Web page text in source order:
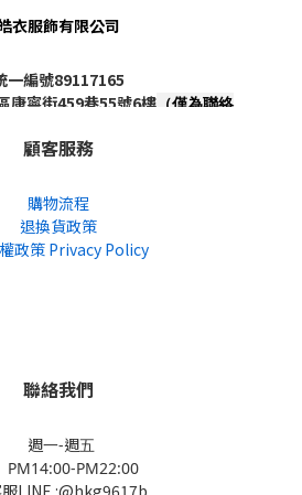
衣服飾有限公司
一編號89117165
康寧街459巷55號6樓 （僅為聯絡
顧客服務
購物流程
退換貨政策
政策 Privacy Policy
聯絡我們
一-週五
PM22:00
LINE :@hkg9617b